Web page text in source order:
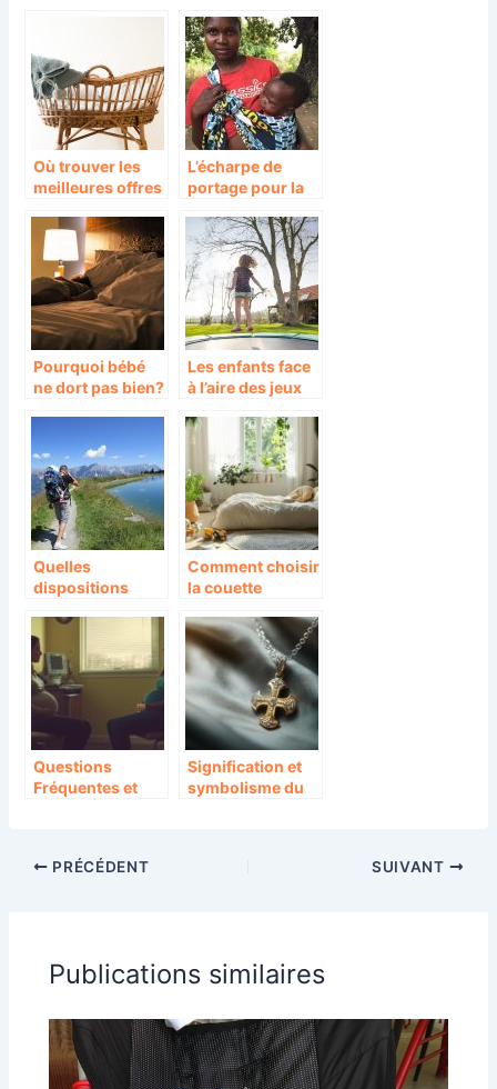
préparer ?
Où trouver les
meilleures offres
L’écharpe de
portage pour la
parents
Pourquoi bébé
ne dort pas bien?
Les enfants face
à l’aire des jeux
Quelles
dispositions
aller en
randonnée avec
son bébé ?
Comment choisir
la couette
votre enfant tout
en respectant
l’environnement
Questions
Fréquentes et
Obstétrique
Signification et
symbolisme du
PRÉCÉDENT SUIVANT
Publications similaires